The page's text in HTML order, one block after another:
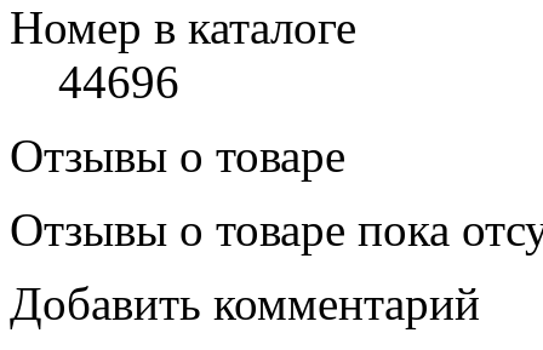
Номер в каталоге
44696
Отзывы о товаре
Отзывы о товаре пока
Добавить комментарий